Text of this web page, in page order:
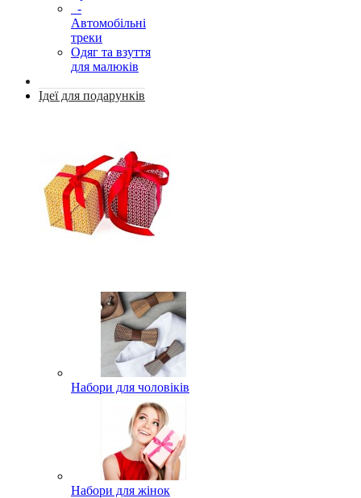
-
Автомобільні
треки
Одяг та взуття
для малюків
Ідеї для подарунків
Набори для чоловіків
Набори для жінок